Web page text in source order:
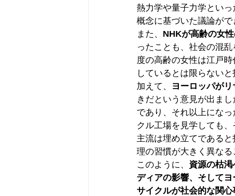
熱力学や量子力学とい
概念に基づいた議論がで
また、 NHKが高齢の女
ったことも、社会の混
度の高齢の女性は江戸
しているとは限らないと
加えて、 ヨーロッパが
きだという意見が出ま
であり、それ以上にな
クル工場を見学しても
主流は埋め立てである
理の習慣が大きく異なる
このように、 資源の枯
ディアの影響、そして
サイクルが社会的な関